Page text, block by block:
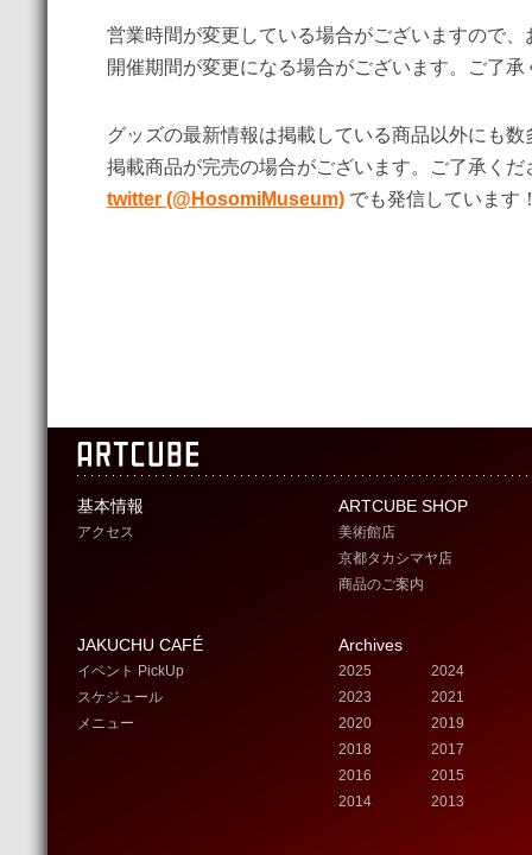
営業時間が変更している場合がございますので、
開催期間が変更になる場合がございます。ご了承
グッズの最新情報は掲載している商品以外にも
掲載商品が完売の場合がございます。ご了承くだ
twitter (@HosomiMuseum) でも発信しています
基本情報
アクセス
ARTCUBE SHOP
美術館店
京都タカシマヤ店
商品のご案内
JAKUCHU CAFÉ
イベント PickUp
スケジュール
メニュー
Archives
2025
2024
2023
2021
2020
2019
2018
2017
2016
2015
2014
2013